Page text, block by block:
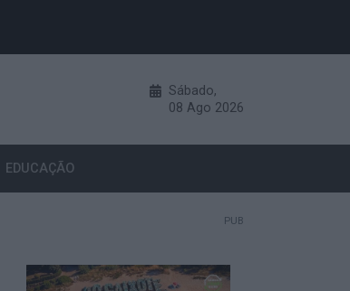
Sábado,
08 Ago 2026
EDUCAÇÃO
PUB